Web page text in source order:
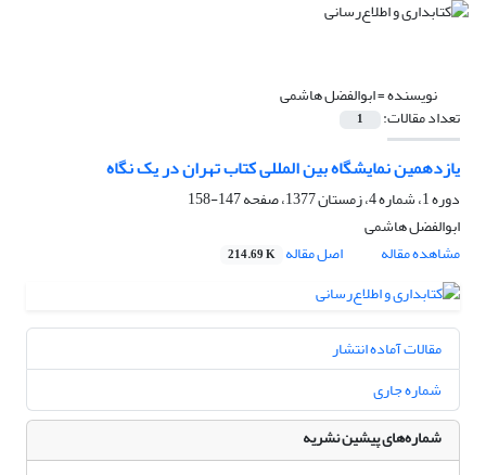
نویسنده =ابوالفضل هاشمی
تعداد مقالات: 1
یازدهمین نمایشگاه بین المللی کتاب تهران در یک نگاه
دوره 1، شماره 4، زمستان 1377، صفحه
147-158
ابوالفضل هاشمی
مشاهده مقاله
اصل مقاله 214.69 K
مقالات آماده انتشار
شماره جاری
شماره‌های پیشین نشریه